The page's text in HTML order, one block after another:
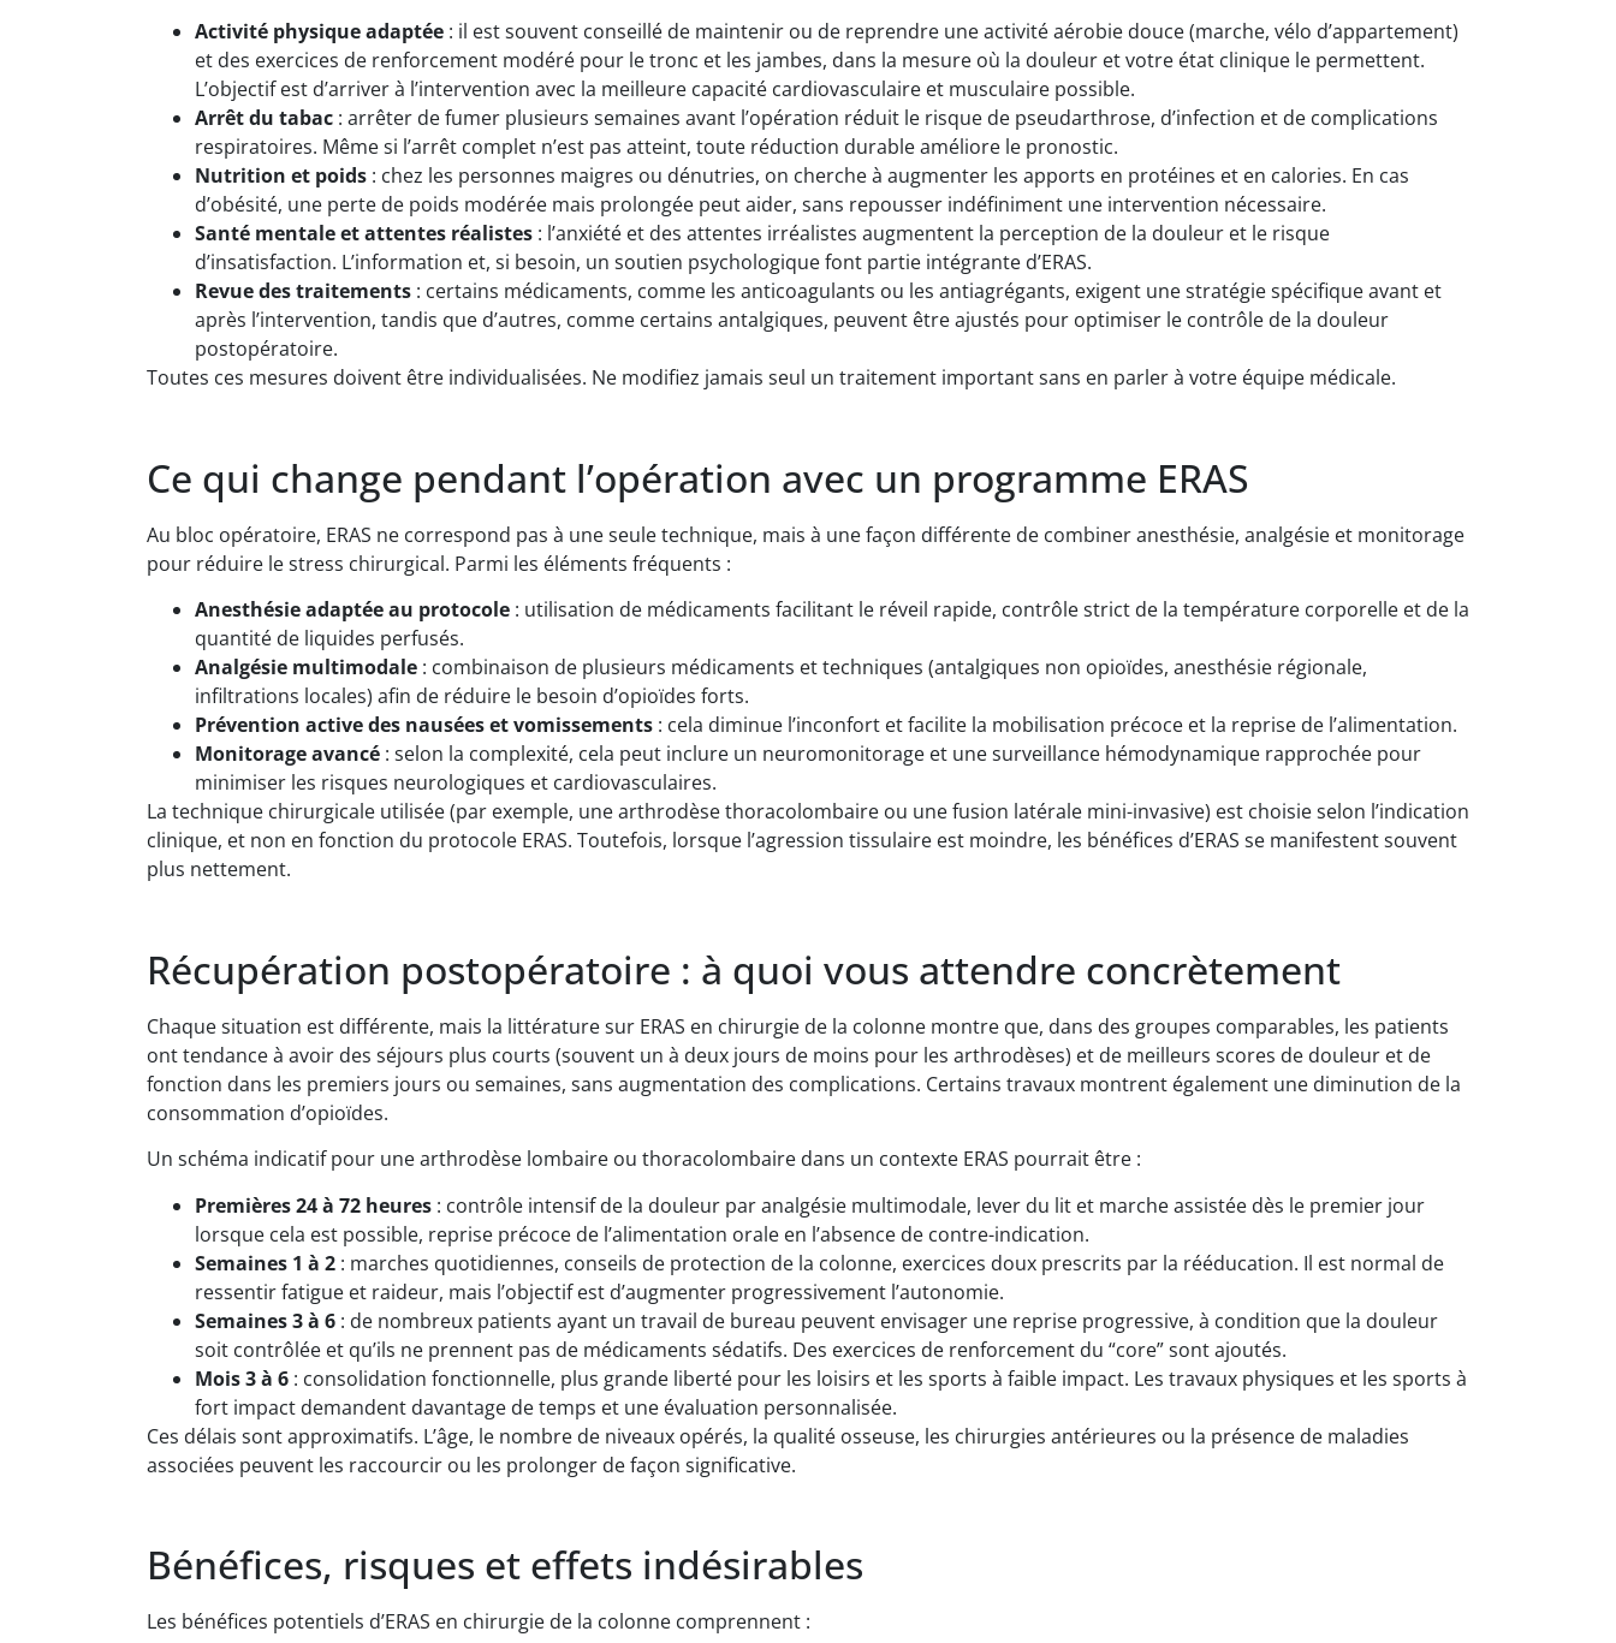
Activité physique adaptée : il est souvent conseillé de maintenir ou de reprendre une activité aérobie douce (marche, vélo d’appartement)
et des exercices de renforcement modéré pour le tronc et les jambes, dans la mesure où la douleur et votre état clinique le permettent.
L’objectif est d’arriver à l’intervention avec la meilleure capacité cardiovasculaire et musculaire possible.
Arrêt du tabac : arrêter de fumer plusieurs semaines avant l’opération réduit le risque de pseudarthrose, d’infection et de complications
respiratoires. Même si l’arrêt complet n’est pas atteint, toute réduction durable améliore le pronostic.
Nutrition et poids : chez les personnes maigres ou dénutries, on cherche à augmenter les apports en protéines et en calories. En cas
d’obésité, une perte de poids modérée mais prolongée peut aider, sans repousser indéfiniment une intervention nécessaire.
Santé mentale et attentes réalistes : l’anxiété et des attentes irréalistes augmentent la perception de la douleur et le risque
d’insatisfaction. L’information et, si besoin, un soutien psychologique font partie intégrante d’ERAS.
Revue des traitements : certains médicaments, comme les anticoagulants ou les antiagrégants, exigent une stratégie spécifique avant et
après l’intervention, tandis que d’autres, comme certains antalgiques, peuvent être ajustés pour optimiser le contrôle de la douleur
postopératoire.
Toutes ces mesures doivent être individualisées. Ne modifiez jamais seul un traitement important sans en parler à votre équipe médicale.
Ce qui change pendant l’opération avec un programme ERAS
Au bloc opératoire, ERAS ne correspond pas à une seule technique, mais à une façon différente de combiner anesthésie, analgésie et monitorage
pour réduire le stress chirurgical. Parmi les éléments fréquents :
Anesthésie adaptée au protocole : utilisation de médicaments facilitant le réveil rapide, contrôle strict de la température corporelle et de la
quantité de liquides perfusés.
Analgésie multimodale : combinaison de plusieurs médicaments et techniques (antalgiques non opioïdes, anesthésie régionale,
infiltrations locales) afin de réduire le besoin d’opioïdes forts.
Prévention active des nausées et vomissements : cela diminue l’inconfort et facilite la mobilisation précoce et la reprise de l’alimentation.
Monitorage avancé : selon la complexité, cela peut inclure un neuromonitorage et une surveillance hémodynamique rapprochée pour
minimiser les risques neurologiques et cardiovasculaires.
La technique chirurgicale utilisée (par exemple, une arthrodèse thoracolombaire ou une fusion latérale mini-invasive) est choisie selon l’indication
clinique, et non en fonction du protocole ERAS. Toutefois, lorsque l’agression tissulaire est moindre, les bénéfices d’ERAS se manifestent souvent
plus nettement.
Récupération postopératoire : à quoi vous attendre concrètement
Chaque situation est différente, mais la littérature sur ERAS en chirurgie de la colonne montre que, dans des groupes comparables, les patients
ont tendance à avoir des séjours plus courts (souvent un à deux jours de moins pour les arthrodèses) et de meilleurs scores de douleur et de
fonction dans les premiers jours ou semaines, sans augmentation des complications. Certains travaux montrent également une diminution de la
consommation d’opioïdes.
Un schéma indicatif pour une arthrodèse lombaire ou thoracolombaire dans un contexte ERAS pourrait être :
Premières 24 à 72 heures : contrôle intensif de la douleur par analgésie multimodale, lever du lit et marche assistée dès le premier jour
lorsque cela est possible, reprise précoce de l’alimentation orale en l’absence de contre-indication.
Semaines 1 à 2 : marches quotidiennes, conseils de protection de la colonne, exercices doux prescrits par la rééducation. Il est normal de
ressentir fatigue et raideur, mais l’objectif est d’augmenter progressivement l’autonomie.
Semaines 3 à 6 : de nombreux patients ayant un travail de bureau peuvent envisager une reprise progressive, à condition que la douleur
soit contrôlée et qu’ils ne prennent pas de médicaments sédatifs. Des exercices de renforcement du “core” sont ajoutés.
Mois 3 à 6 : consolidation fonctionnelle, plus grande liberté pour les loisirs et les sports à faible impact. Les travaux physiques et les sports à
fort impact demandent davantage de temps et une évaluation personnalisée.
Ces délais sont approximatifs. L’âge, le nombre de niveaux opérés, la qualité osseuse, les chirurgies antérieures ou la présence de maladies
associées peuvent les raccourcir ou les prolonger de façon significative.
Bénéfices, risques et effets indésirables
Les bénéfices potentiels d’ERAS en chirurgie de la colonne comprennent :